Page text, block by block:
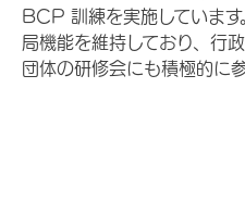
BCP 訓練を実施していま
局機能を維持しており、行
団体の研修会にも積極的に参